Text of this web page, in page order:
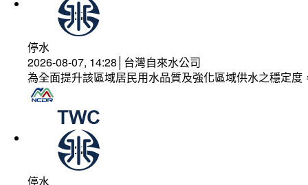
停水
2026-08-07, 14:28│台灣自來水公司
為全面提升該區域居民用水品質及強化區域供水之穩定
停水